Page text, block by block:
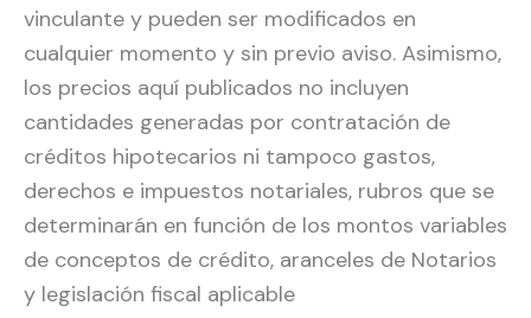
vinculante y pueden ser modificados en
cualquier momento y sin previo aviso. Asimismo,
los precios aquí publicados no incluyen
cantidades generadas por contratación de
créditos hipotecarios ni tampoco gastos,
derechos e impuestos notariales, rubros que se
determinarán en función de los montos variables
de conceptos de crédito, aranceles de Notarios
y legislación fiscal aplicable